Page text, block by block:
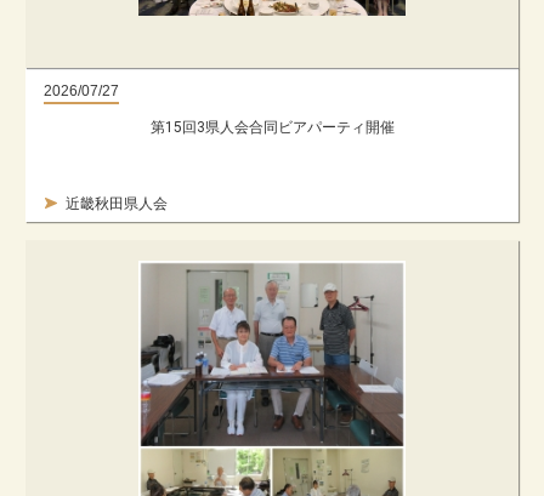
2026/07/27
近畿秋田県人会
第15回3県人会合同ビアパーティ開催